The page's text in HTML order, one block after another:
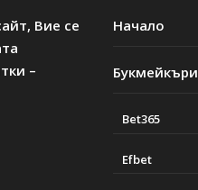
Вие се
–
Начало
Букмейкъри
Bet365
Efbet